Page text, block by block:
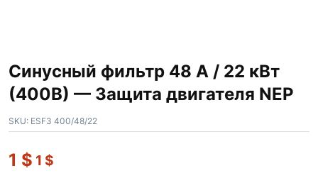
Синусный фильтр 48 А / 22 кВт
(400В) — Защита двигателя NEP
SKU: ESF3 400/48/22
1 $ 1 $